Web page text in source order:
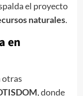
el proyecto
naturales.
en
otras
, donde